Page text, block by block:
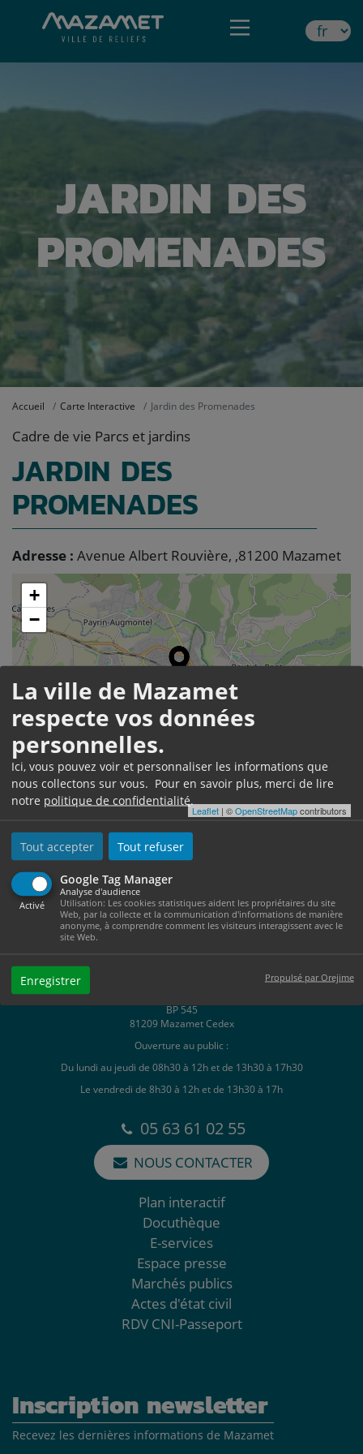
La ville de Mazamet
respecte vos données
personnelles.
Ici, vous pouvez voir et personnaliser les informations que
nous collectons sur vous. Pour en savoir plus, merci de lire
notre politique de confidentialité.
Tout accepter Tout refuser
Google Tag Manager
Activé
Analyse d'audience
Utilisation: Les cookies statistiques aident les propriétaires du site
Web, par la collecte et la communication d'informations de manière
anonyme, à comprendre comment les visiteurs interagissent avec le
site Web.
Enregistrer Propulsé par Orejime
JARDIN DES
PROMENADES
Accueil Carte Interactive Jardin des Promenades
Cadre de vie Parcs et jardins
JARDIN DES
PROMENADES
Adresse : Avenue Albert Rouvière, ,81200 Mazamet
+
−
Leaflet | ©OpenStreetMapcontributors
BP 545
81209 Mazamet Cedex
Ouverture au public :
Du lundi au jeudi de 08h30 à 12h et de 13h30 à 17h30
Le vendredi de 8h30 à 12h et de 13h30 à 17h
05 63 61 02 55
NOUS CONTACTER
Plan interactif
Docuthèque
E-services
Espace presse
Marchés publics
Actes d'état civil
RDV CNI-Passeport
Inscription newsletter
Recevez les dernières informations de Mazamet